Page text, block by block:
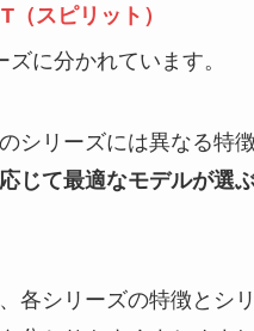
（スピリット）
ズに分かれています。
シリーズには異なる特徴
じて最適なモデルが選
各シリーズの特徴とシ